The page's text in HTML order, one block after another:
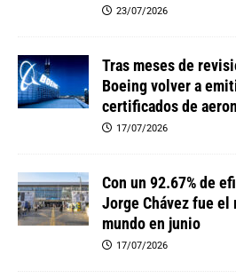
23/07/2026
Tras meses de
Boeing volver a
certificados de
17/07/2026
Con un 92.67% de
Jorge Chávez fue el
mundo en junio
17/07/2026